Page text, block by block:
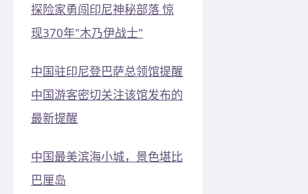
探险家勇闯印尼神秘部落 惊
现370年"木乃伊战士"
中国驻印尼登巴萨总领馆提醒
中国游客密切关注该馆发布的
最新提醒
中国最美滨海小城，景色堪比
巴厘岛